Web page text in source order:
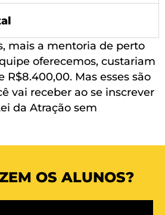
mais a mentoria de perto
oferecemos, custariam
Mas esses são
vai receber ao se inscrever
da Atração sem
OS ALUNOS?